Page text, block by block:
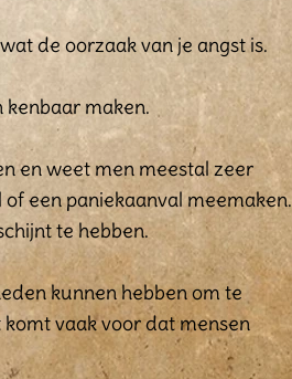
de oorzaak van je angst is.
kenbaar maken.
en weet men meestal zeer
een paniekaanval meemaken.
te hebben.
kunnen hebben om te
vaak voor dat mensen